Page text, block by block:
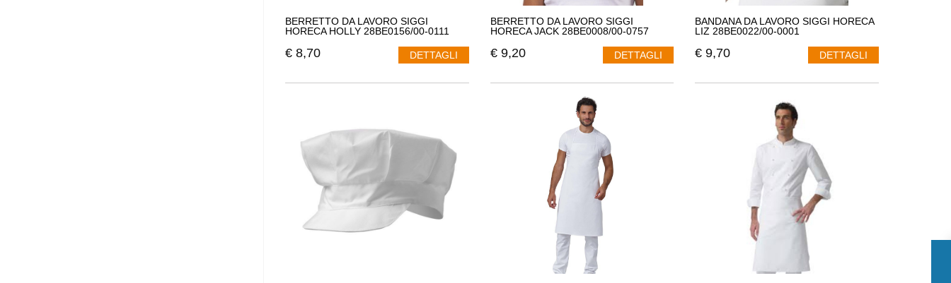
BERRETTO DA LAVORO SIGGI
HORECA HOLLY 28BE0156/00-0111
€ 8,70 DETTAGLI
BERRETTO DA LAVORO SIGGI
HORECA JACK 28BE0008/00-0757
€ 9,20 DETTAGLI
BANDANA DA LAVORO SIGGI HORECA
LIZ 28BE0022/00-0001
€ 9,70 DETTAGLI